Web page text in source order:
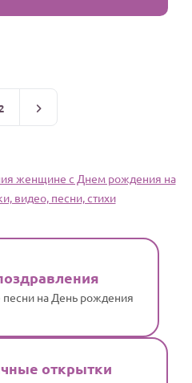
женщине c Днем рождения на
видео, песни, стихи
на День рождения
открытки